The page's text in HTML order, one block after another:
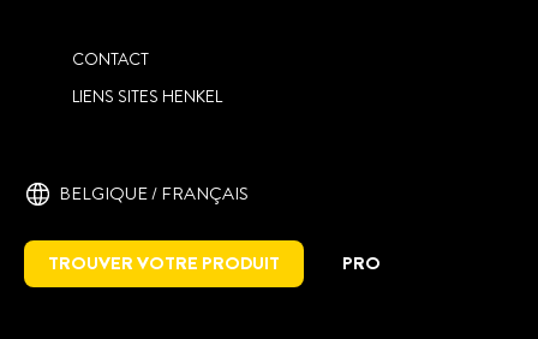
CONTACT
LIENS SITES HENKEL
BELGIQUE / FRANÇAIS
TROUVER VOTRE PRODUIT PRO